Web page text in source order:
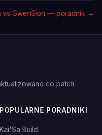
vs GwenSion — poradnik →
co patch.
POPULARNE PORADNIKI
Kai'Sa Build